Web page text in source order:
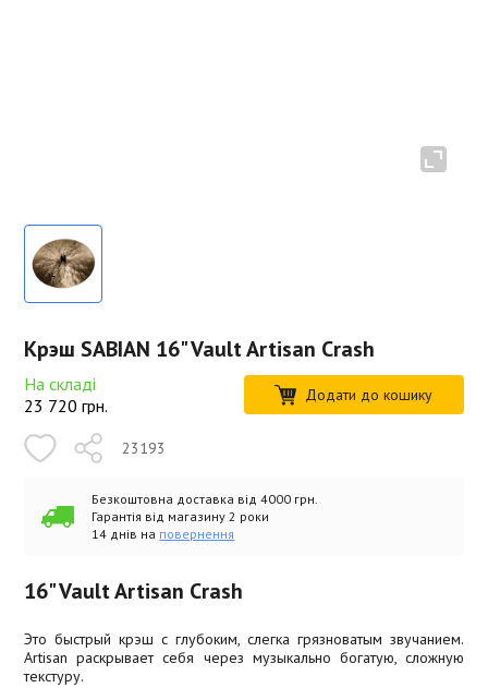
Крэш SABIAN 16" Vault Artisan Crash
На складі
23 720 грн. Додати до кошику
23193
Безкоштовна доставка від 4000 грн.
Гарантія від магазину 2 роки
14 днів на повернення
16" Vault Artisan Crash
Это быстрый крэш с глубоким, слегка грязноватым звучанием.
Artisan раскрывает себя через музыкально богатую, сложную
текстуру.